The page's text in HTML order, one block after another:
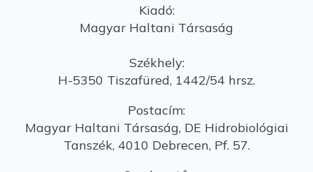
Kiadó:
Magyar Haltani Társaság
Székhely:
H-5350 Tiszafüred, 1442/54 hrsz.
Postacím:
Magyar Haltani Társaság, DE Hidrobiológiai
Tanszék, 4010 Debrecen, Pf. 57.